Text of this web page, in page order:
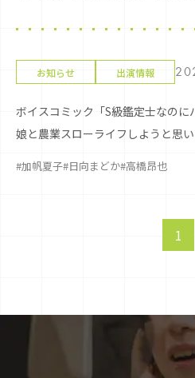
お知らせ 出演情報
ボイスコミック「S級鑑定士なの
娘と農業スローライフしようと思い
#加帆夏子#日向まどか#高橋昂也
1